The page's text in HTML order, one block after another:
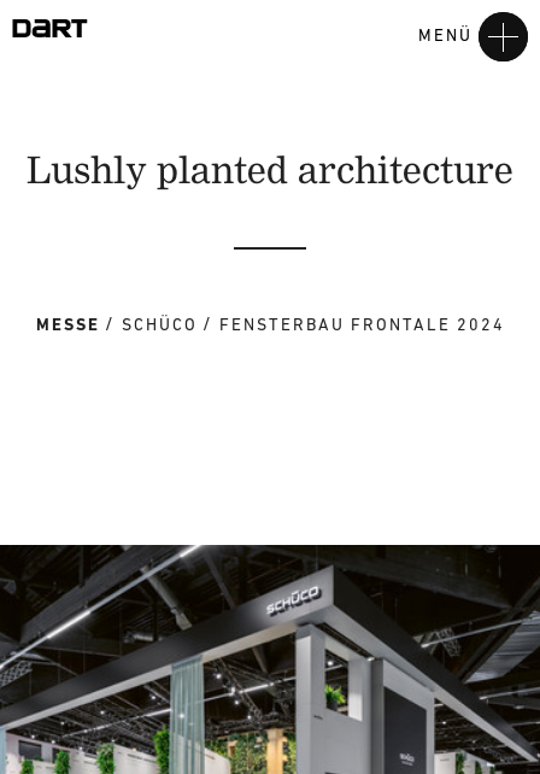
MENÜ
Lushly planted architecture
MESSE SCHÜCO FENSTERBAU FRONTALE 2024